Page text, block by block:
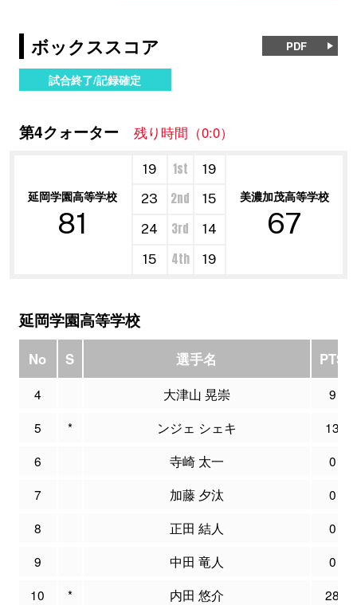
ボックススコア PDF
試合終了/記録確定
第4クォーター 残り時間（0:0）
延岡学園高等学校
81
19 1st
19
美濃加茂高等学校
67
23 2nd
15
24
3rd
14
15
4th 19
延岡学園高等学校
No S 選手名 PTS
4 大津山 晃崇
9
5
* ンジェ シェキ
13
6
寺崎 太一
0
7
加藤 夕汰
0
8
正田 結人
0
9
中田 竜人
0
10
* 内田 悠介
28